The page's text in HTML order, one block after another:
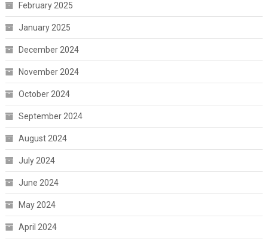
February 2025
January 2025
December 2024
November 2024
October 2024
September 2024
August 2024
July 2024
June 2024
May 2024
April 2024